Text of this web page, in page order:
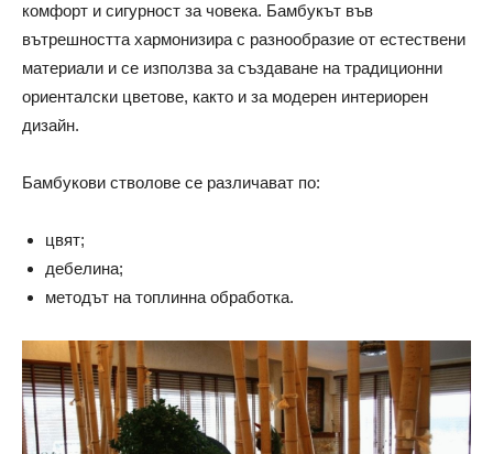
комфорт и сигурност за човека. Бамбукът във
вътрешността хармонизира с разнообразие от естествени
материали и се използва за създаване на традиционни
ориенталски цветове, както и за модерен интериорен
дизайн.
Бамбукови стволове се различават по:
цвят;
дебелина;
методът на топлинна обработка.